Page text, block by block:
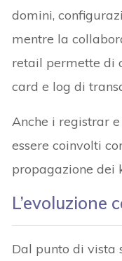
domini,
mentre la
retail permette di
card e log di
Anche i registrar
essere coinvolti
propagazione dei
L’evoluzione
Dal punto di vista